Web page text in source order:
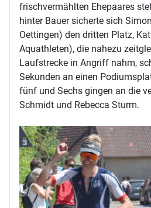
frischvermählten Ehepaares
hinter Bauer sicherte sich
Oettingen) den dritten Platz,
Aquathleten), die nahezu
Laufstrecke in Angriff nahm,
Sekunden an einen
fünf und Sechs gingen an die
Schmidt und Rebecca Sturm.